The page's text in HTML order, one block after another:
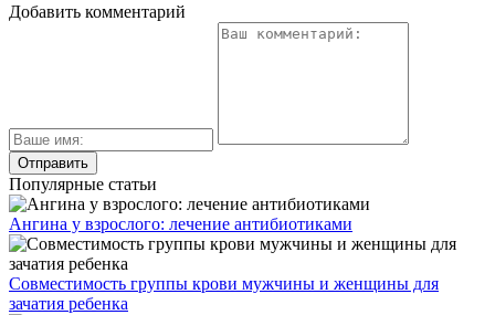
Добавить комментарий
Популярные статьи
Ангина у взрослого: лечение антибиотиками
Совместимость группы крови мужчины и женщины для
зачатия ребенка